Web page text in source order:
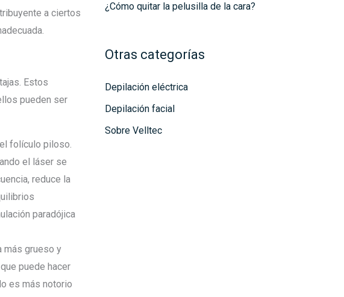
a ciertos
Estos
pueden ser
folículo piloso.
el láser se
reduce la
paradójica
más grueso y
puede hacer
es más notorio
¿Cómo quitar la pelusilla de la cara?
Otras categorías
Depilación eléctrica
Depilación facial
Sobre Velltec